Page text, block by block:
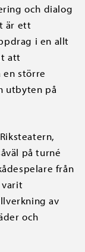
och dialog
är ett
i en allt
att
en större
utbyten på
på turné
från
varit
av
och